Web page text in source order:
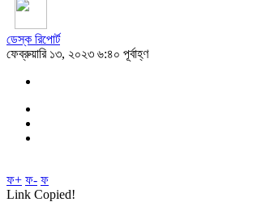
ডেস্ক রিপোর্ট
ফেব্রুয়ারি ১৩, ২০২৩ ৬:৪০ পূর্বাহ্ণ
ফ+ ফ- ফ
Link Copied!